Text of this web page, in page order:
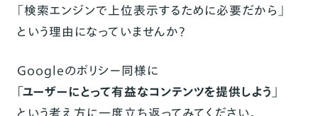
「検索エンジンで上位表示するために必要だから」
という理由になっていませんか？
Googleのポリシー同様に
「ユーザーにとって有益なコンテンツを提供しよう」